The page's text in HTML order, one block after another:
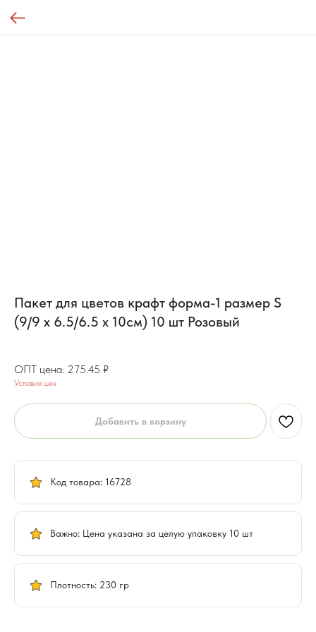
Пакет для цветов крафт форма-1 размер S
(9/9 х 6.5/6.5 х 10см) 10 шт Розовый
275.45 ₽
Условия цен
Добавить в корзину
Код товара: 16728
Важно: Цена указана за целую упаковку 10 шт
Плотность: 230 гр